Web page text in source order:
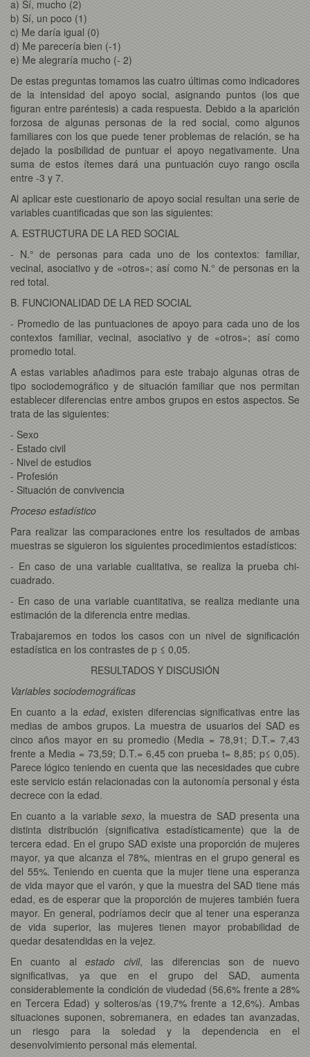
a) Sí, mucho (2)
b) Sí, un poco (1)
c) Me daría igual (0)
d) Me parecería bien (-1)
e) Me alegraría mucho (- 2)
De estas preguntas tomamos las cuatro últimas como indicadores
de la intensidad del apoyo social, asignando puntos (los que
figuran entre paréntesis) a cada respuesta. Debido a la aparición
forzosa de algunas personas de la red social, como algunos
familiares con los que puede tener problemas de relación, se ha
dejado la posibilidad de puntuar el apoyo negativamente. Una
suma de estos ítemes dará una puntuación cuyo rango oscila
entre -3 y 7.
Al aplicar este cuestionario de apoyo social resultan una serie de
variables cuantificadas que son las siguientes:
A. ESTRUCTURA DE LA RED SOCIAL
- N.° de personas para cada uno de los contextos: familiar,
vecinal, asociativo y de «otros»; así como N.° de personas en la
red total.
B. FUNCIONALIDAD DE LA RED SOCIAL
- Promedio de las puntuaciones de apoyo para cada uno de los
contextos familiar, vecinal, asociativo y de «otros»; así como
promedio total.
A estas variables añadimos para este trabajo algunas otras de
tipo sociodemográfico y de situación familiar que nos permitan
establecer diferencias entre ambos grupos en estos aspectos. Se
trata de las siguientes:
- Sexo
- Estado civil
- Nivel de estudios
- Profesión
- Situación de convivencia
Proceso estadístico
Para realizar las comparaciones entre los resultados de ambas
muestras se siguieron los siguientes procedimientos estadísticos:
- En caso de una variable cualitativa, se realiza la prueba chi-
cuadrado.
- En caso de una variable cuantitativa, se realiza mediante una
estimación de la diferencia entre medias.
Trabajaremos en todos los casos con un nivel de significación
estadística en los contrastes de p ≤ 0,05.
RESULTADOS Y DISCUSIÓN
Variables sociodemográficas
En cuanto a la edad, existen diferencias significativas entre las
medias de ambos grupos. La muestra de usuarios del SAD es
cinco años mayor en su promedio (Media = 78,91; D.T.= 7,43
frente a Media = 73,59; D.T.= 6,45 con prueba t= 8,85; p≤ 0,05).
Parece lógico teniendo en cuenta que las necesidades que cubre
este servicio están relacionadas con la autonomía personal y ésta
decrece con la edad.
En cuanto a la variable sexo, la muestra de SAD presenta una
distinta distribución (significativa estadísticamente) que la de
tercera edad. En el grupo SAD existe una proporción de mujeres
mayor, ya que alcanza el 78%, mientras en el grupo general es
del 55%. Teniendo en cuenta que la mujer tiene una esperanza
de vida mayor que el varón, y que la muestra del SAD tiene más
edad, es de esperar que la proporción de mujeres también fuera
mayor. En general, podríamos decir que al tener una esperanza
de vida superior, las mujeres tienen mayor probabilidad de
quedar desatendidas en la vejez.
En cuanto alestado civil, las diferencias son de nuevo
significativas, ya que en el grupo del SAD, aumenta
considerablemente la condición de viudedad (56,6% frente a 28%
en Tercera Edad) y solteros/as (19,7% frente a 12,6%). Ambas
situaciones suponen, sobremanera, en edades tan avanzadas,
un riesgo para la soledad y la dependencia en el
desenvolvimiento personal más elemental.